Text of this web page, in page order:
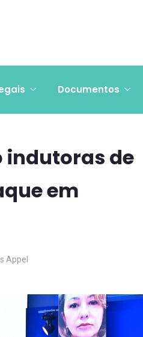
Documentos
indutoras de
em
Appel